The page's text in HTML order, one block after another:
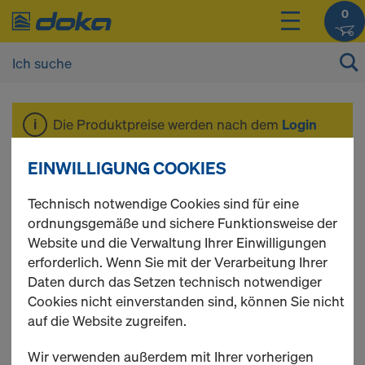
0
Die Produktpreise werden nach dem Login
angezeigt.
Deckenstütze Eurex
top
EINWILLIGUNG COOKIES
Technisch notwendige Cookies sind für eine
ordnungsgemäße und sichere Funktionsweise der
Website und die Verwaltung Ihrer Einwilligungen
erforderlich. Wenn Sie mit der Verarbeitung Ihrer
Daten durch das Setzen technisch notwendiger
Cookies nicht einverstanden sind, können Sie nicht
auf die Website zugreifen.
Wir verwenden außerdem mit Ihrer vorherigen